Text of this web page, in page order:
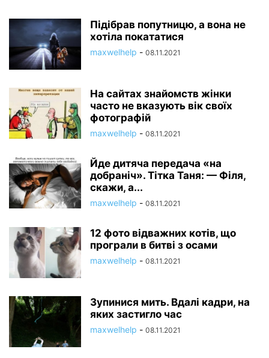
Підібрав попутницю, а вона не
хотіла покататися
maxwelhelp - 08.11.2021
На сайтах знайомств жінки
часто не вказують вік своїх
фотографій
maxwelhelp - 08.11.2021
Йде дитяча передача «на
добраніч». Тітка Таня: — Філя,
скажи, а...
maxwelhelp - 08.11.2021
12 фото відважних котів, що
програли в битві з осами
maxwelhelp - 08.11.2021
Зупинися мить. Вдалі кадри, на
яких застигло час
maxwelhelp - 08.11.2021